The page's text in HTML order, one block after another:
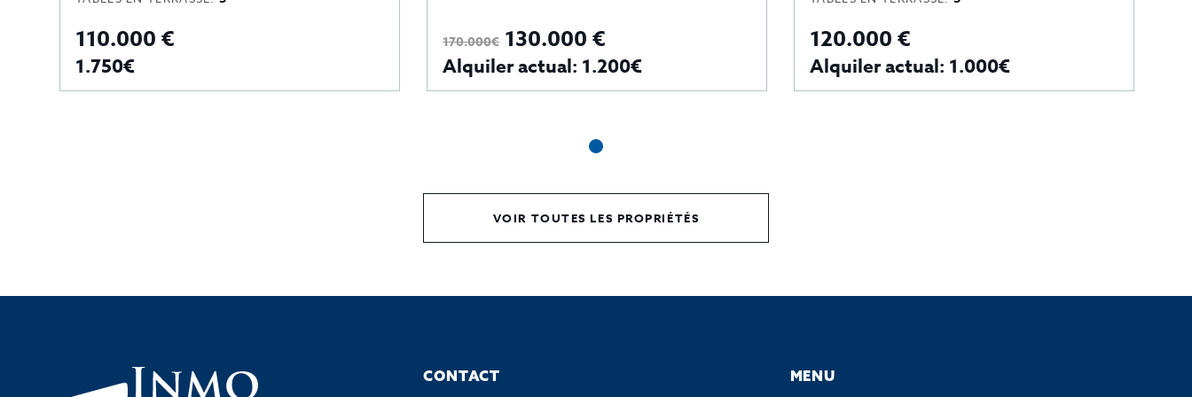
110.000 €
1.750€
170.000€ 130.000 €
Alquiler actual: 1.200€
120.000 €
Alquiler actual: 1.000€
VOIR TOUTES LES PROPRIÉTÉS
CONTACT MENU